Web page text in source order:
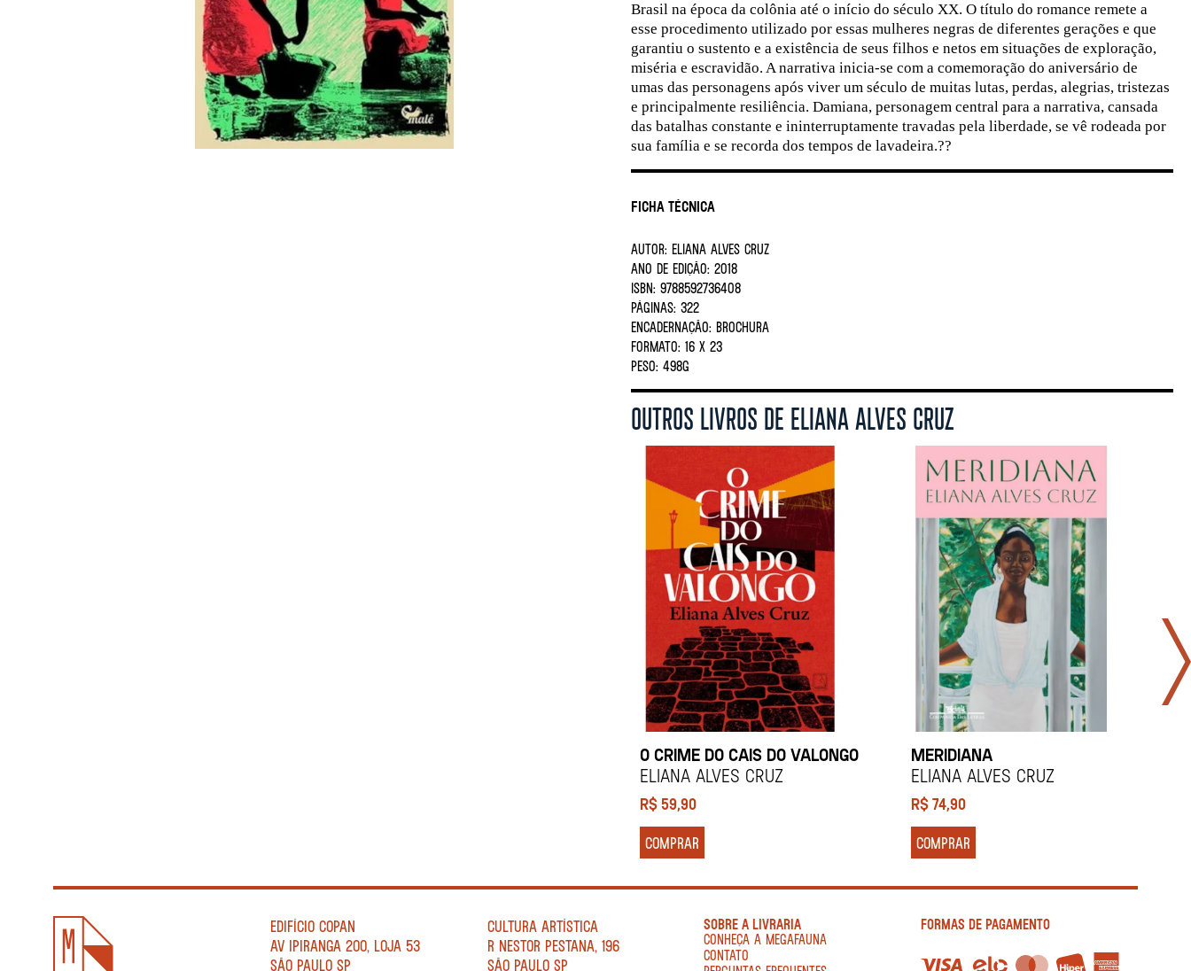
Ficha Técnica
AUTOR: ELIANA ALVES CRUZ
ANO DE EDIÇÃO: 2018
ISBN: 9788592736408
PÁGINAS: 322
ENCADERNAÇÃO: BROCHURA
FORMATO: 16 X 23
PESO: 498G
Brasil na época da colônia até o início do século XX. O título do romance remete a
esse procedimento utilizado por essas mulheres negras de diferentes gerações e que
garantiu o sustento e a existência de seus filhos e netos em situações de exploração,
miséria e escravidão. A narrativa inicia-se com a comemoração do aniversário de
umas das personagens após viver um século de muitas lutas, perdas, alegrias, tristezas
e principalmente resiliência. Damiana, personagem central para a narrativa, cansada
das batalhas constante e ininterruptamente travadas pela liberdade, se vê rodeada por
sua família e se recorda dos tempos de lavadeira.??
OUTROS LIVROS DE ELIANA ALVES CRUZ
O CRIME DO CAIS DO VALONGO
ELIANA ALVES CRUZ
R$59,90
COMPRAR
MERIDIANA
ELIANA ALVES CRUZ
R$74,90
COMPRAR
EDIFÍCIO COPAN
AV IPIRANGA 200, LOJA 53
SÃO PAULO SP
CULTURA ARTÍSTICA
R NESTOR PESTANA, 196
SÃO PAULO SP
SOBRE A LIVRARIA
CONHEÇA A MEGAFAUNA
CONTATO
FORMAS DE PAGAMENTO